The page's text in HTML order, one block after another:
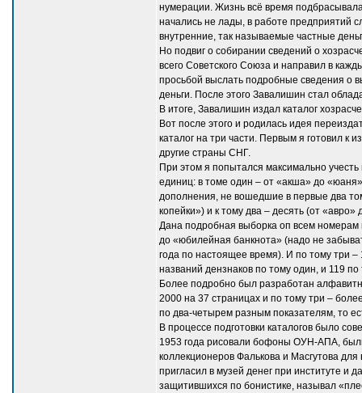
нумерации. Жизнь всё время
начались не лады, в работе предприятий
внутренние, так называемые частные
Но подвиг о собирании сведений о
всего Советского Союза и направил в
просьбой выслать подробные сведения о
деньги. После этого Завалишин стал
В итоге, Завалишин издал каталог
Вот после этого и родилась идея
каталог на три части. Первым я готовил к
другие страны СНГ.
При этом я попытался максимально
единиц: в томе один – от «акша» до
дополнения, не вошедшие в первые два
копейки») и к тому два – десять (от «авро»
Дана подробная выборка оп всем номерам
до «юбилейная банкнота» (надо не
года по настоящее время). И по тому три
названий дензнаков по тому один, и 119 по
Более подробно был разработан
2000 на 37 страницах и по тому три –
по два-четырем разным показателям, то
В процессе подготовки каталогов было
1953 года рисовали бофоны ОУН-АПА,
коллекционеров Фалькова и Масгутова
пригласил в музей денег при институте и
защитившихся по бонистике, называл